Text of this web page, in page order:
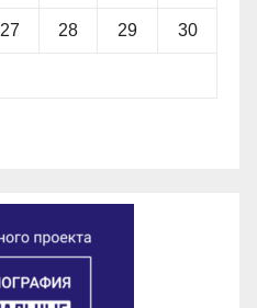
27 28 29 30